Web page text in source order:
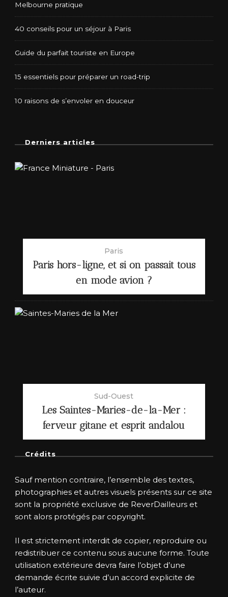
Melbourne pratique
40 conseils pour un séjour à Paris
Guide du parfait touriste en Europe
15 essentiels pour préparer un road-trip
10 raisons de s’envoler en douceur
Derniers articles
Paris
Paris hors-ligne, et si on passait tous
en mode avion ?
Sud-Ouest
Les Saintes-Maries-de-la-Mer :
ferveur gitane et esprit andalou
Crédits
Sauf mention contraire, l’ensemble des textes,
photographies et autres visuels présents sur ce site
sont la propriété exclusive de ReverDailleurs et
sont alors protégés par copyright.
Il est strictement interdit de copier, reproduire ou
redistribuer ce contenu sous aucune forme. Toute
utilisation extérieure devra faire l’objet d’une
demande écrite suivie d’un accord explicite de
l’auteur.